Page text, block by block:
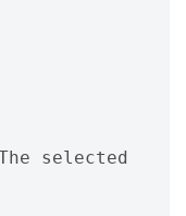
selected